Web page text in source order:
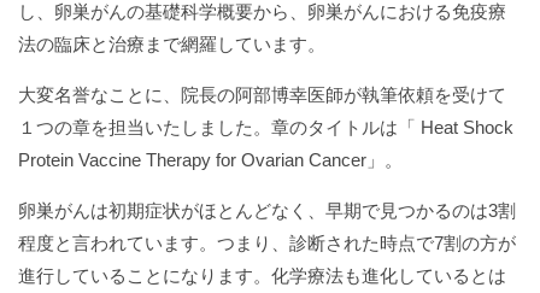
し、卵巣がんの基礎科学概要から、卵巣がんにおける免疫療
法の臨床と治療まで網羅しています。
大変名誉なことに、院長の阿部博幸医師が執筆依頼を受けて
１つの章を担当いたしました。章のタイトルは「 Heat Shock
Protein Vaccine Therapy for Ovarian Cancer」。
卵巣がんは初期症状がほとんどなく、早期で見つかるのは3割
程度と言われています。つまり、診断された時点で7割の方が
進行していることになります。化学療法も進化しているとは